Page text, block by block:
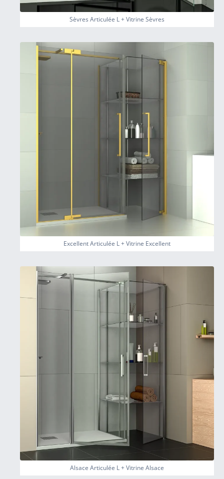
Sèvres Articulée L + Vitrine Sèvres
Excellent Articulée L + Vitrine Excellent
Alsace Articulée L + Vitrine Alsace